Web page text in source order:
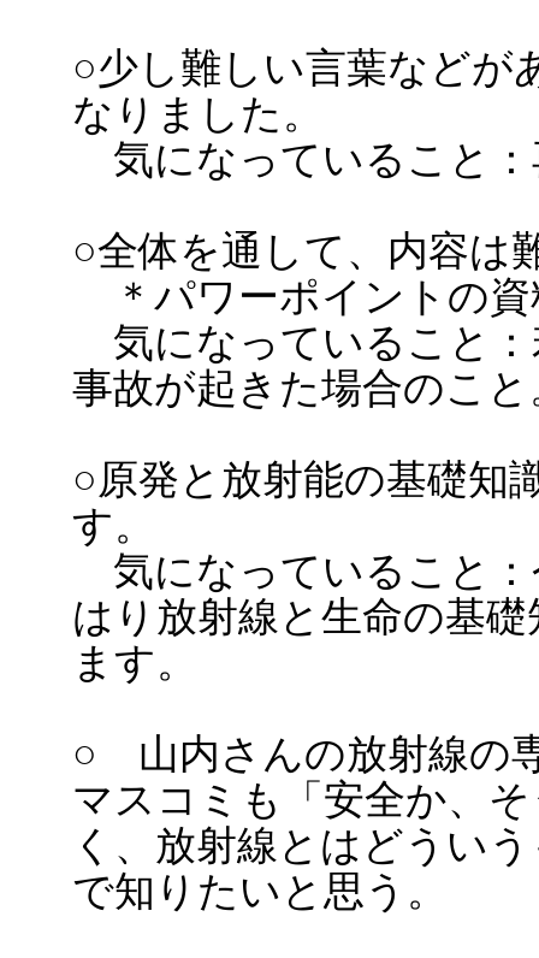
○少し難しい言葉などが
なりました。
気になっていること：
○全体を通して、内容は
＊パワーポイントの資
気になっていること：
事故が起きた場合のこと
○原発と放射能の基礎知
す。
気になっていること：
はり放射線と生命の基
ます。
○ 山内さんの放射線の
マスコミも「安全か、
く、放射線とはどうい
で知りたいと思う。